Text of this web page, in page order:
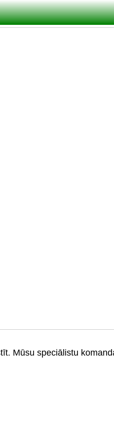
Mūsu speciālistu